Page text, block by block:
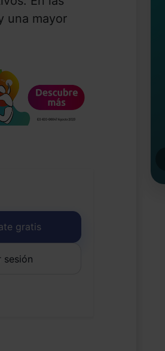
una mayor
gratis
sesión